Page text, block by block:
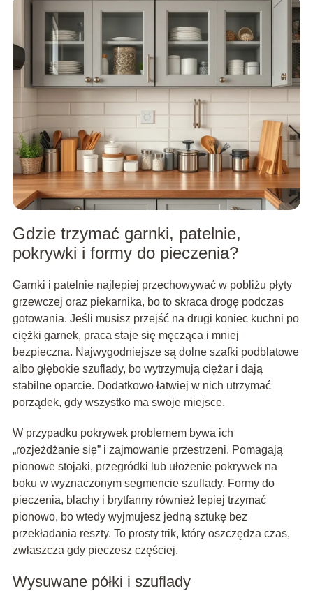
Gdzie trzymać garnki, patelnie,
pokrywki i formy do pieczenia?
Garnki i patelnie najlepiej przechowywać w pobliżu płyty
grzewczej oraz piekarnika, bo to skraca drogę podczas
gotowania. Jeśli musisz przejść na drugi koniec kuchni po
ciężki garnek, praca staje się męcząca i mniej
bezpieczna. Najwygodniejsze są dolne szafki podblatowe
albo głębokie szuflady, bo wytrzymują ciężar i dają
stabilne oparcie. Dodatkowo łatwiej w nich utrzymać
porządek, gdy wszystko ma swoje miejsce.
W przypadku pokrywek problemem bywa ich
„rozjeżdżanie się” i zajmowanie przestrzeni. Pomagają
pionowe stojaki, przegródki lub ułożenie pokrywek na
boku w wyznaczonym segmencie szuflady. Formy do
pieczenia, blachy i brytfanny również lepiej trzymać
pionowo, bo wtedy wyjmujesz jedną sztukę bez
przekładania reszty. To prosty trik, który oszczędza czas,
zwłaszcza gdy pieczesz częściej.
Wysuwane półki i szuflady